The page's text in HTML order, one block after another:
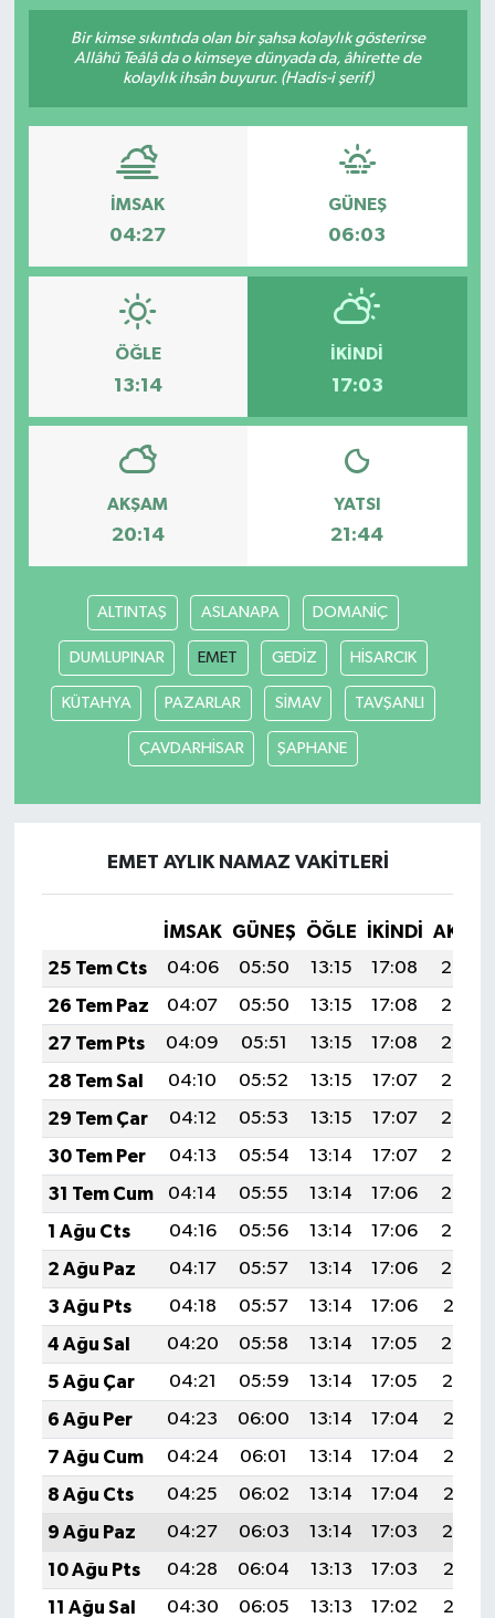
Bir kimse sıkıntıda olan bir şahsa kolaylık gösterirse
Allâhü Teâlâ da o kimseye dünyada da, âhirette de
kolaylık ihsân buyurur. (Hadis-i şerif)
İMSAK
04:27
GÜNEŞ
06:03
ÖĞLE
13:14
İKINDI
17:03
AKŞAM
20:14
YATSI
21:44
ALTINTAŞ ASLANAPA DOMANİÇ
DUMLUPINAR EMET GEDİZ HİSARCIK
KÜTAHYA PAZARLAR SİMAV TAVŞANLI
ÇAVDARHİSAR ŞAPHANE
EMET AYLIK NAMAZ VAKITLERI
İMSAK GÜNEŞ ÖĞLE İKINDI
25 Tem Cts
04:06 05:50 13:15 17:08
20:30
26 Tem Paz
04:07 05:50 13:15 17:08
20:29
27 Tem Pts
04:09 05:51 13:15 17:08
20:28
28 Tem Sal
04:10 05:52 13:15 17:07
20:27
29 Tem Çar
04:12 05:53 13:15 17:07
20:26
30 Tem Per
04:13 05:54 13:14 17:07
20:25
31 Tem Cum
04:14 05:55 13:14 17:06
20:24
1 Ağu Cts
04:16 05:56 13:14 17:06
20:23
2 Ağu Paz
04:17 05:57 13:14 17:06
20:22
3 Ağu Pts
04:18 05:57 13:14 17:06
20:21
4 Ağu Sal
04:20 05:58 13:14 17:05
20:20
5 Ağu Çar
04:21 05:59 13:14 17:05
20:19
6 Ağu Per
04:23 06:00 13:14 17:04
20:18
7 Ağu Cum
04:24 06:01 13:14 17:04
20:17
8 Ağu Cts
04:25 06:02 13:14 17:04
20:15
9 Ağu Paz
04:27 06:03 13:14 17:03
20:14
10 Ağu Pts
04:28 06:04 13:13 17:03
20:13
11 Ağu Sal
04:30 06:05 13:13 17:02
20:12